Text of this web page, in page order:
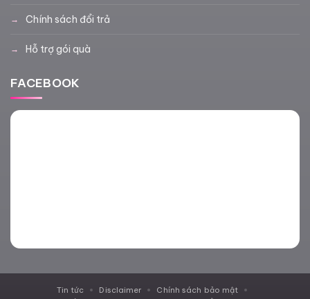
Chính sách đổi trả
Hỗ trợ gói quà
FACEBOOK
Tin tức Disclaimer
Chính sách bảo mật